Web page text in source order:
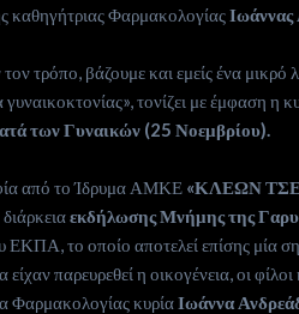
καθηγήτριας ΦαρμακολογίαςΙωάννας
τρόπο, βάζουμε και εμείς ένα
τονίζει με έμφαση η
των Γυναικών (25 Νοεμβρίου).
από το Ίδρυμα ΑΜΚΕ «ΚΛΕΩΝ
εκδήλωσης Μνήμης της
ΕΚΠΑ, το οποίο αποτελεί επίσης μία
είχαν παρευρεθεί η οικογένεια, οι
Φαρμακολογίας κυρίαΙωάννα